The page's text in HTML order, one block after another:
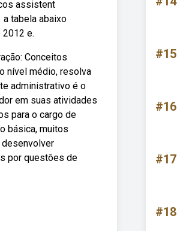
assistent
tabela abaixo
e.
Conceitos
nível médio, resolva
administrativo é o
em suas atividades
para o cargo de
básica, muitos
por questões de
#15
#16
#17
#18